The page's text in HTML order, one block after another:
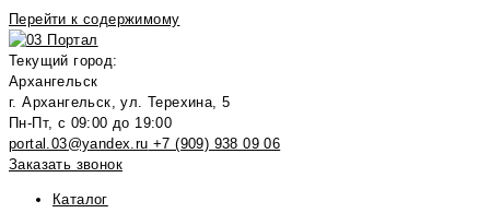
Перейти к содержимому
Текущий город:
Архангельск
г. Архангельск, ул. Терехина, 5
Пн-Пт, с 09:00 до 19:00
portal.03@yandex.ru +7 (909) 938 09 06
Заказать звонок
Каталог